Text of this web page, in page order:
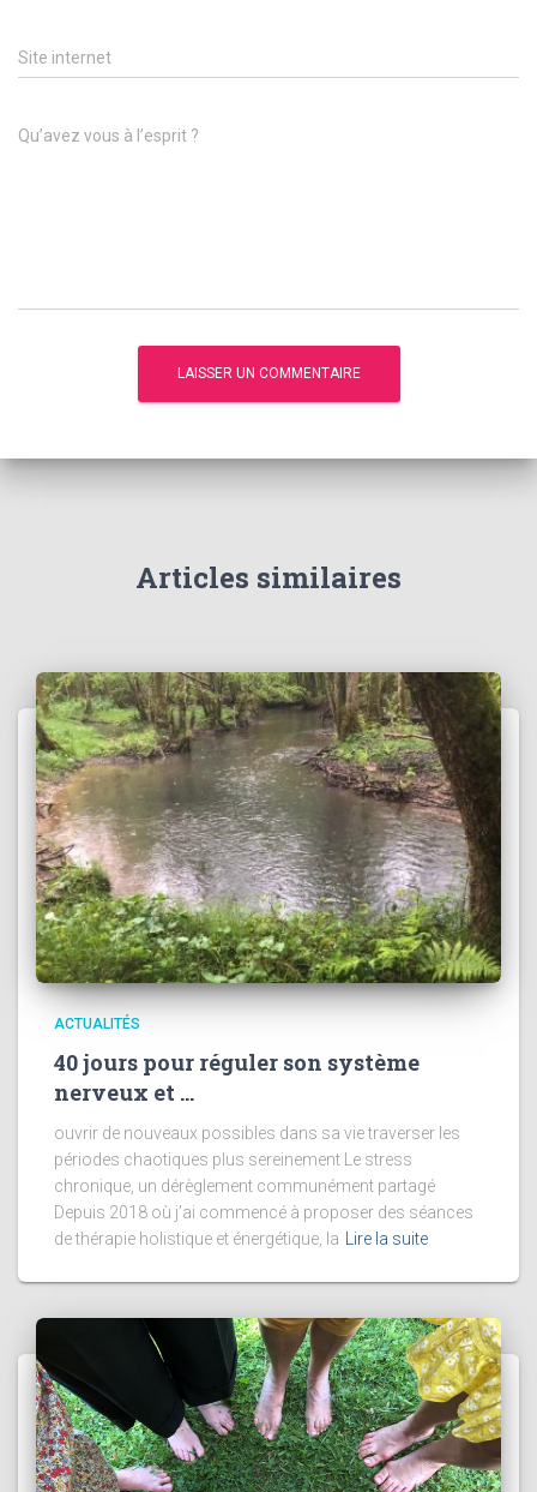
Site internet
Qu’avez vous à l’esprit ?
Articles similaires
ACTUALITÉS
40 jours pour réguler son système
nerveux et …
ouvrir de nouveaux possibles dans sa vie traverser les
périodes chaotiques plus sereinement Le stress
chronique, un dérèglement communément partagé
Depuis 2018 où j’ai commencé à proposer des séances
de thérapie holistique et énergétique, la
Lire la suite